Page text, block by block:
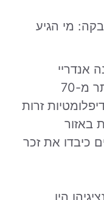
מי הגיע
אנדריי
סיביגה, ב-25 במאי 2026, יותר מ-70
זרות
באזור
כיבדו את זכר